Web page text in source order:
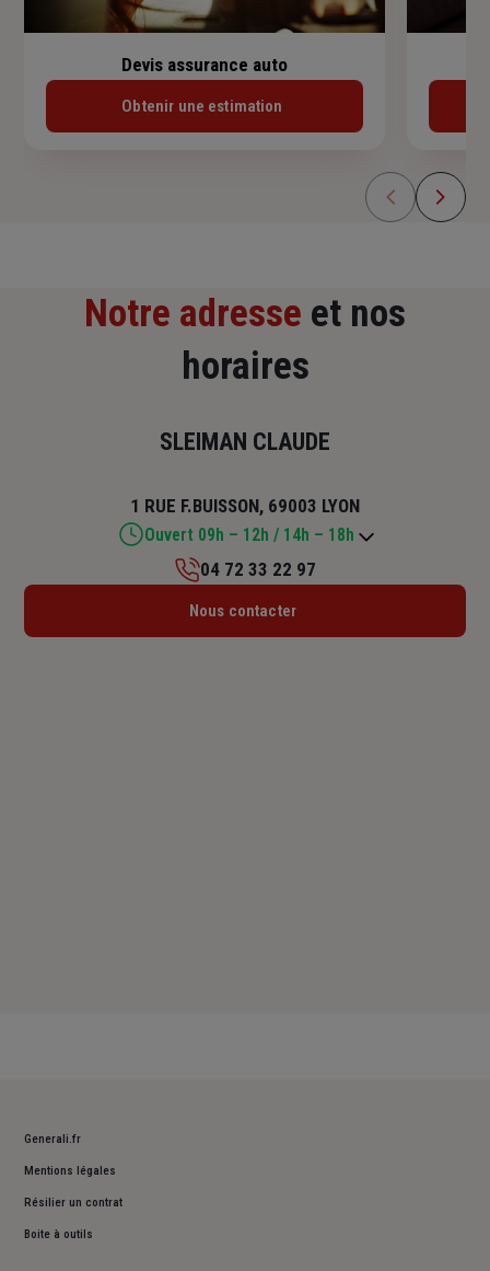
Devis assurance auto
Obtenir une estimation
Notre adresse et nos
horaires
SLEIMAN CLAUDE
1 RUE F.BUISSON, 69003 LYON
Ouvert 09h – 12h / 14h – 18h
Lundi : 09h – 12h / 14h – 18h
04 72 33 22 97
Nous contacter
Generali.fr
Mentions légales
Résilier un contrat
Boite à outils